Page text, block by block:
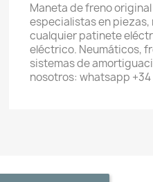
Maneta de freno
especialistas en
cualquier patinete
eléctrico. Neumáticos,
sistemas de
nosotros: whatsapp